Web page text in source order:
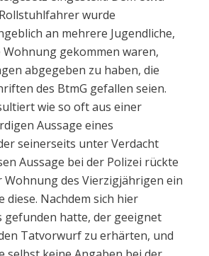
wurde
an mehrere Jugendliche,
Wohnung gekommen waren,
abgegeben zu haben, die
des BtmG gefallen seien.
wie so oft aus einer
Aussage eines
seinerseits unter Verdacht
Aussage bei der Polizei rückte
Wohnung des Vierzigjährigen ein
diese. Nachdem sich hier
gefunden hatte, der geeignet
Tatvorwurf zu erhärten, und